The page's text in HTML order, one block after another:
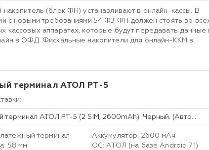
накопитель (блок ФН) устанавливают в онлайн-кассы. В
с новыми требованиями 54 ФЗ ФН должен стоять во
кассовых аппаратах, которые будут передавать данные
в ОФД. Фискальные накопители для онлайн-ККМ в
терминал АТОЛ PT-5
Платёжный терминал АТОЛ PT-5 (2 SIM, 2600mAh). Черный. (Автономный режим)
терминал
58 мм
Аккумулятор: 2600 мАч
ОС: АТОЛ (на базе Android 7.1)